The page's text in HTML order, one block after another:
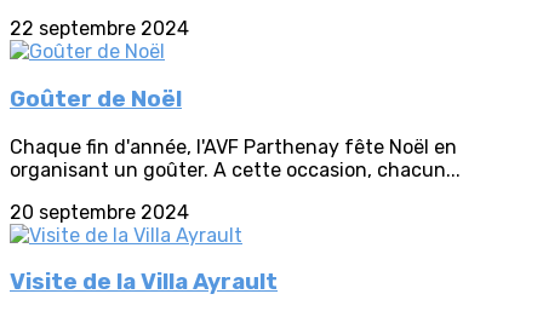
22 septembre 2024
Goûter de Noël
Chaque fin d'année, l'AVF Parthenay fête Noël en
organisant un goûter. A cette occasion, chacun...
20 septembre 2024
Visite de la Villa Ayrault